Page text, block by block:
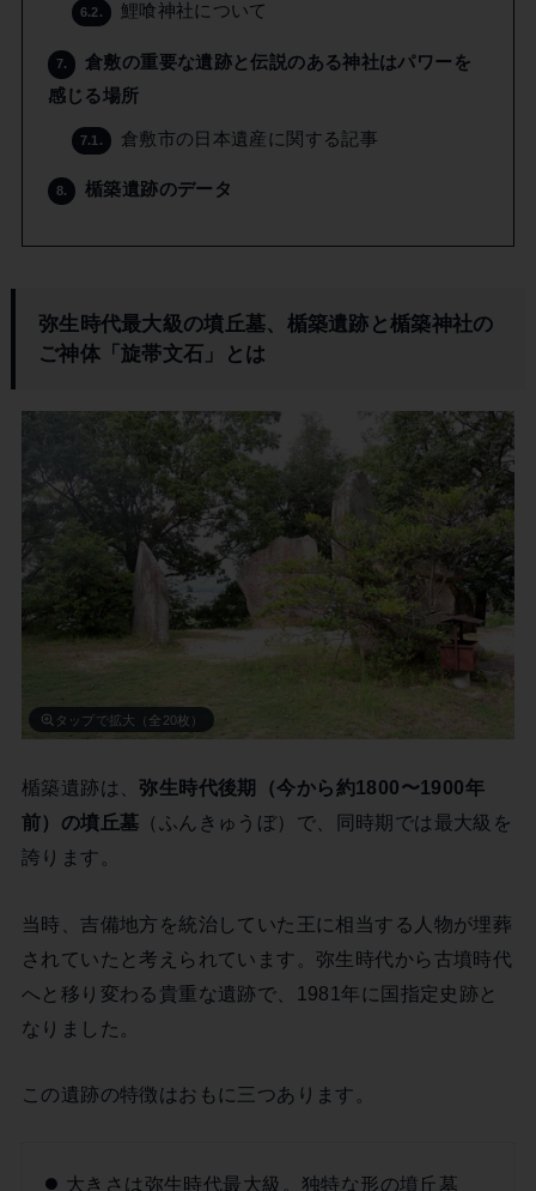
6.2. 鯉喰神社について
7.
倉敷の重要な遺跡と伝説のある神社はパワーを
感じる場所
7.1. 倉敷市の日本遺産に関する記事
8. 楯築遺跡のデータ
弥生時代最大級の墳丘墓、楯築遺跡と楯築神社の
ご神体「旋帯文石」とは
タップで拡大（全20枚）
楯築遺跡は、弥生時代後期（今から約1800〜1900年
前）の墳丘墓 （ふんきゅうぼ）で、同時期では最大級を
誇ります。
当時、吉備地方を統治していた王に相当する人物が埋葬
されていたと考えられています。弥生時代から古墳時代
へと移り変わる貴重な遺跡で、1981年に国指定史跡と
なりました。
この遺跡の特徴はおもに三つあります。
大きさは弥生時代最大級。独特な形の墳丘墓